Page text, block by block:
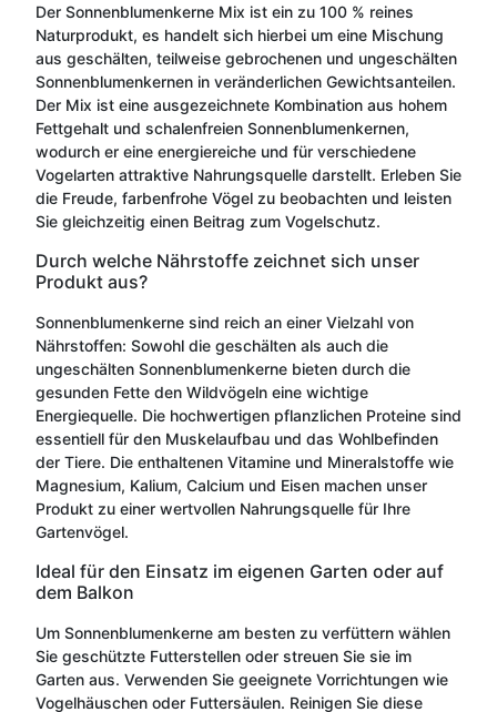
Der Sonnenblumenkerne Mix ist ein zu 100 % reines
Naturprodukt, es handelt sich hierbei um eine Mischung
aus geschälten, teilweise gebrochenen und ungeschälten
Sonnenblumenkernen in veränderlichen Gewichtsanteilen.
Der Mix ist eine ausgezeichnete Kombination aus hohem
Fettgehalt und schalenfreien Sonnenblumenkernen,
wodurch er eine energiereiche und für verschiedene
Vogelarten attraktive Nahrungsquelle darstellt. Erleben Sie
die Freude, farbenfrohe Vögel zu beobachten und leisten
Sie gleichzeitig einen Beitrag zum Vogelschutz.
Durch welche Nährstoffe zeichnet sich unser
Produkt aus?
Sonnenblumenkerne sind reich an einer Vielzahl von
Nährstoffen: Sowohl die geschälten als auch die
ungeschälten Sonnenblumenkerne bieten durch die
gesunden Fette den Wildvögeln eine wichtige
Energiequelle. Die hochwertigen pflanzlichen Proteine sind
essentiell für den Muskelaufbau und das Wohlbefinden
der Tiere. Die enthaltenen Vitamine und Mineralstoffe wie
Magnesium, Kalium, Calcium und Eisen machen unser
Produkt zu einer wertvollen Nahrungsquelle für Ihre
Gartenvögel.
Ideal für den Einsatz im eigenen Garten oder auf
dem Balkon
Um Sonnenblumenkerne am besten zu verfüttern wählen
Sie geschützte Futterstellen oder streuen Sie sie im
Garten aus. Verwenden Sie geeignete Vorrichtungen wie
Vogelhäuschen oder Futtersäulen. Reinigen Sie diese